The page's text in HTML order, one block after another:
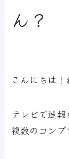
ん？
こんにちは！
テレビで速
複数のコンプ